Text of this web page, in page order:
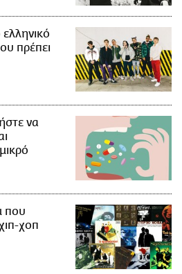
πρέπει
να
που
χοπ